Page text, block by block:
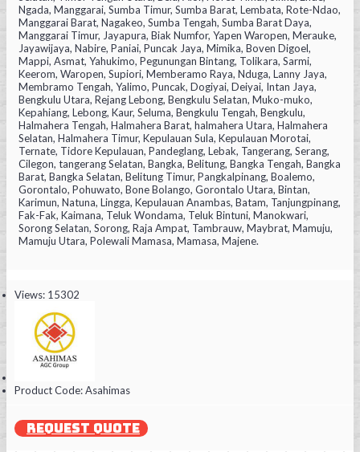
Ngada, Manggarai, Sumba Timur, Sumba Barat, Lembata, Rote-Ndao,
Manggarai Barat, Nagakeo, Sumba Tengah, Sumba Barat Daya,
Manggarai Timur, Jayapura, Biak Numfor, Yapen Waropen, Merauke,
Jayawijaya, Nabire, Paniai, Puncak Jaya, Mimika, Boven Digoel,
Mappi, Asmat, Yahukimo, Pegunungan Bintang, Tolikara, Sarmi,
Keerom, Waropen, Supiori, Memberamo Raya, Nduga, Lanny Jaya,
Membramo Tengah, Yalimo, Puncak, Dogiyai, Deiyai, Intan Jaya,
Bengkulu Utara, Rejang Lebong, Bengkulu Selatan, Muko-muko,
Kepahiang, Lebong, Kaur, Seluma, Bengkulu Tengah, Bengkulu,
Halmahera Tengah, Halmahera Barat, halmahera Utara, Halmahera
Selatan, Halmahera Timur, Kepulauan Sula, Kepulauan Morotai,
Ternate, Tidore Kepulauan, Pandeglang, Lebak, Tangerang, Serang,
Cilegon, tangerang Selatan, Bangka, Belitung, Bangka Tengah, Bangka
Barat, Bangka Selatan, Belitung Timur, Pangkalpinang, Boalemo,
Gorontalo, Pohuwato, Bone Bolango, Gorontalo Utara, Bintan,
Karimun, Natuna, Lingga, Kepulauan Anambas, Batam, Tanjungpinang,
Fak-Fak, Kaimana, Teluk Wondama, Teluk Bintuni, Manokwari,
Sorong Selatan, Sorong, Raja Ampat, Tambrauw, Maybrat, Mamuju,
Mamuju Utara, Polewali Mamasa, Mamasa, Majene.
Views: 15302
Product Code:Asahimas
REQUEST QUOTE